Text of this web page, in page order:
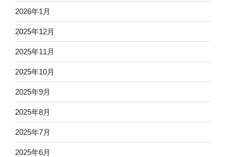
2026年1月
2025年12月
2025年11月
2025年10月
2025年9月
2025年8月
2025年7月
2025年6月